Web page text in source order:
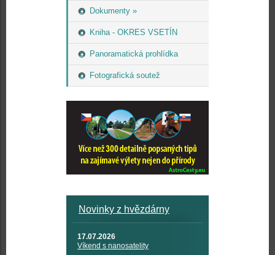
Dokumenty »
Kniha - OKRES VSETÍN
Panoramatická prohlídka
Fotografická soutež
Novinky z hvězdárny
17.07.2026
Víkend s nanosatelity